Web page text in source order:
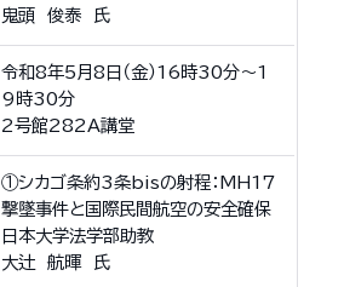
鬼頭 俊泰 氏
令和8年5月8日（金）16時30分〜1
9時30分
2号館282A講堂
①シカゴ条約3条bisの射程：MH17
撃墜事件と国際民間航空の安全確保
日本大学法学部助教
大辻 航暉 氏